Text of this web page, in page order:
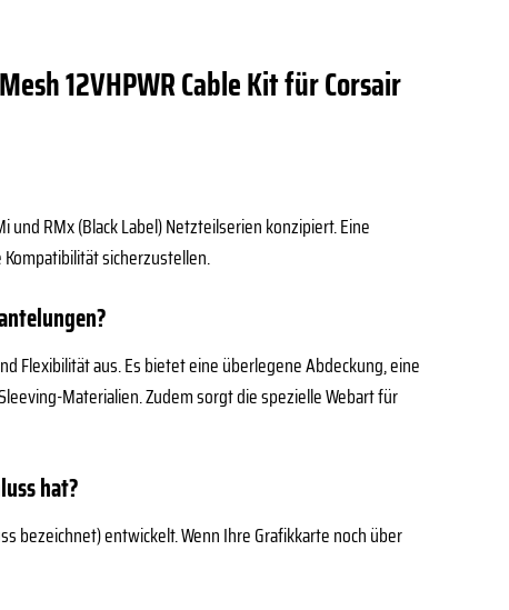
12VHPWR Cable Kit für Corsair
und RMx (Black Label) Netzteilserien konzipiert. Eine
sicherzustellen.
Flexibilität aus. Es bietet eine überlegene Abdeckung, eine
Materialien. Zudem sorgt die spezielle Webart für
hat?
bezeichnet) entwickelt. Wenn Ihre Grafikkarte noch über